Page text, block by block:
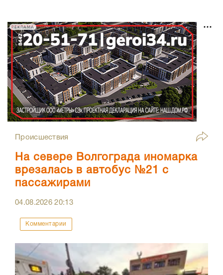
РЕКЛАМА
Происшествия
На севере Волгограда иномарка
врезалась в автобус №21 с
пассажирами
04.08.202620:13
Комментарии